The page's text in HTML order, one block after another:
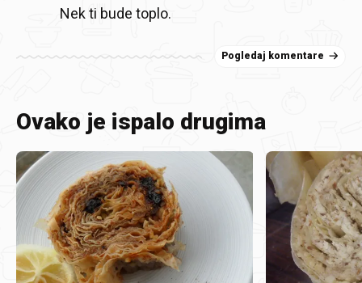
Nek ti bude toplo.
Pogledaj komentare
Ovako je ispalo drugima